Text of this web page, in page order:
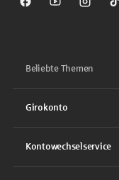
Sparkasse aufSparkasse auf
Beliebte Themen
Girokonto
Kontowechselservice